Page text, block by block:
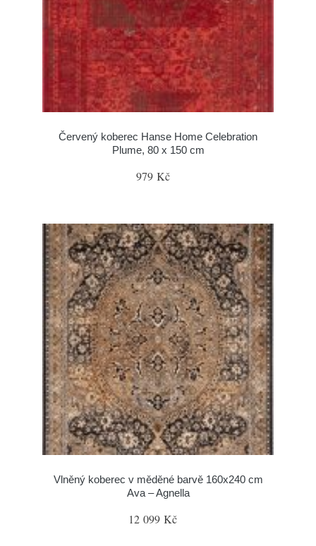
Červený koberec Hanse Home Celebration
Plume, 80 x 150 cm
979 Kč
Vlněný koberec v měděné barvě 160x240 cm
Ava – Agnella
12 099 Kč